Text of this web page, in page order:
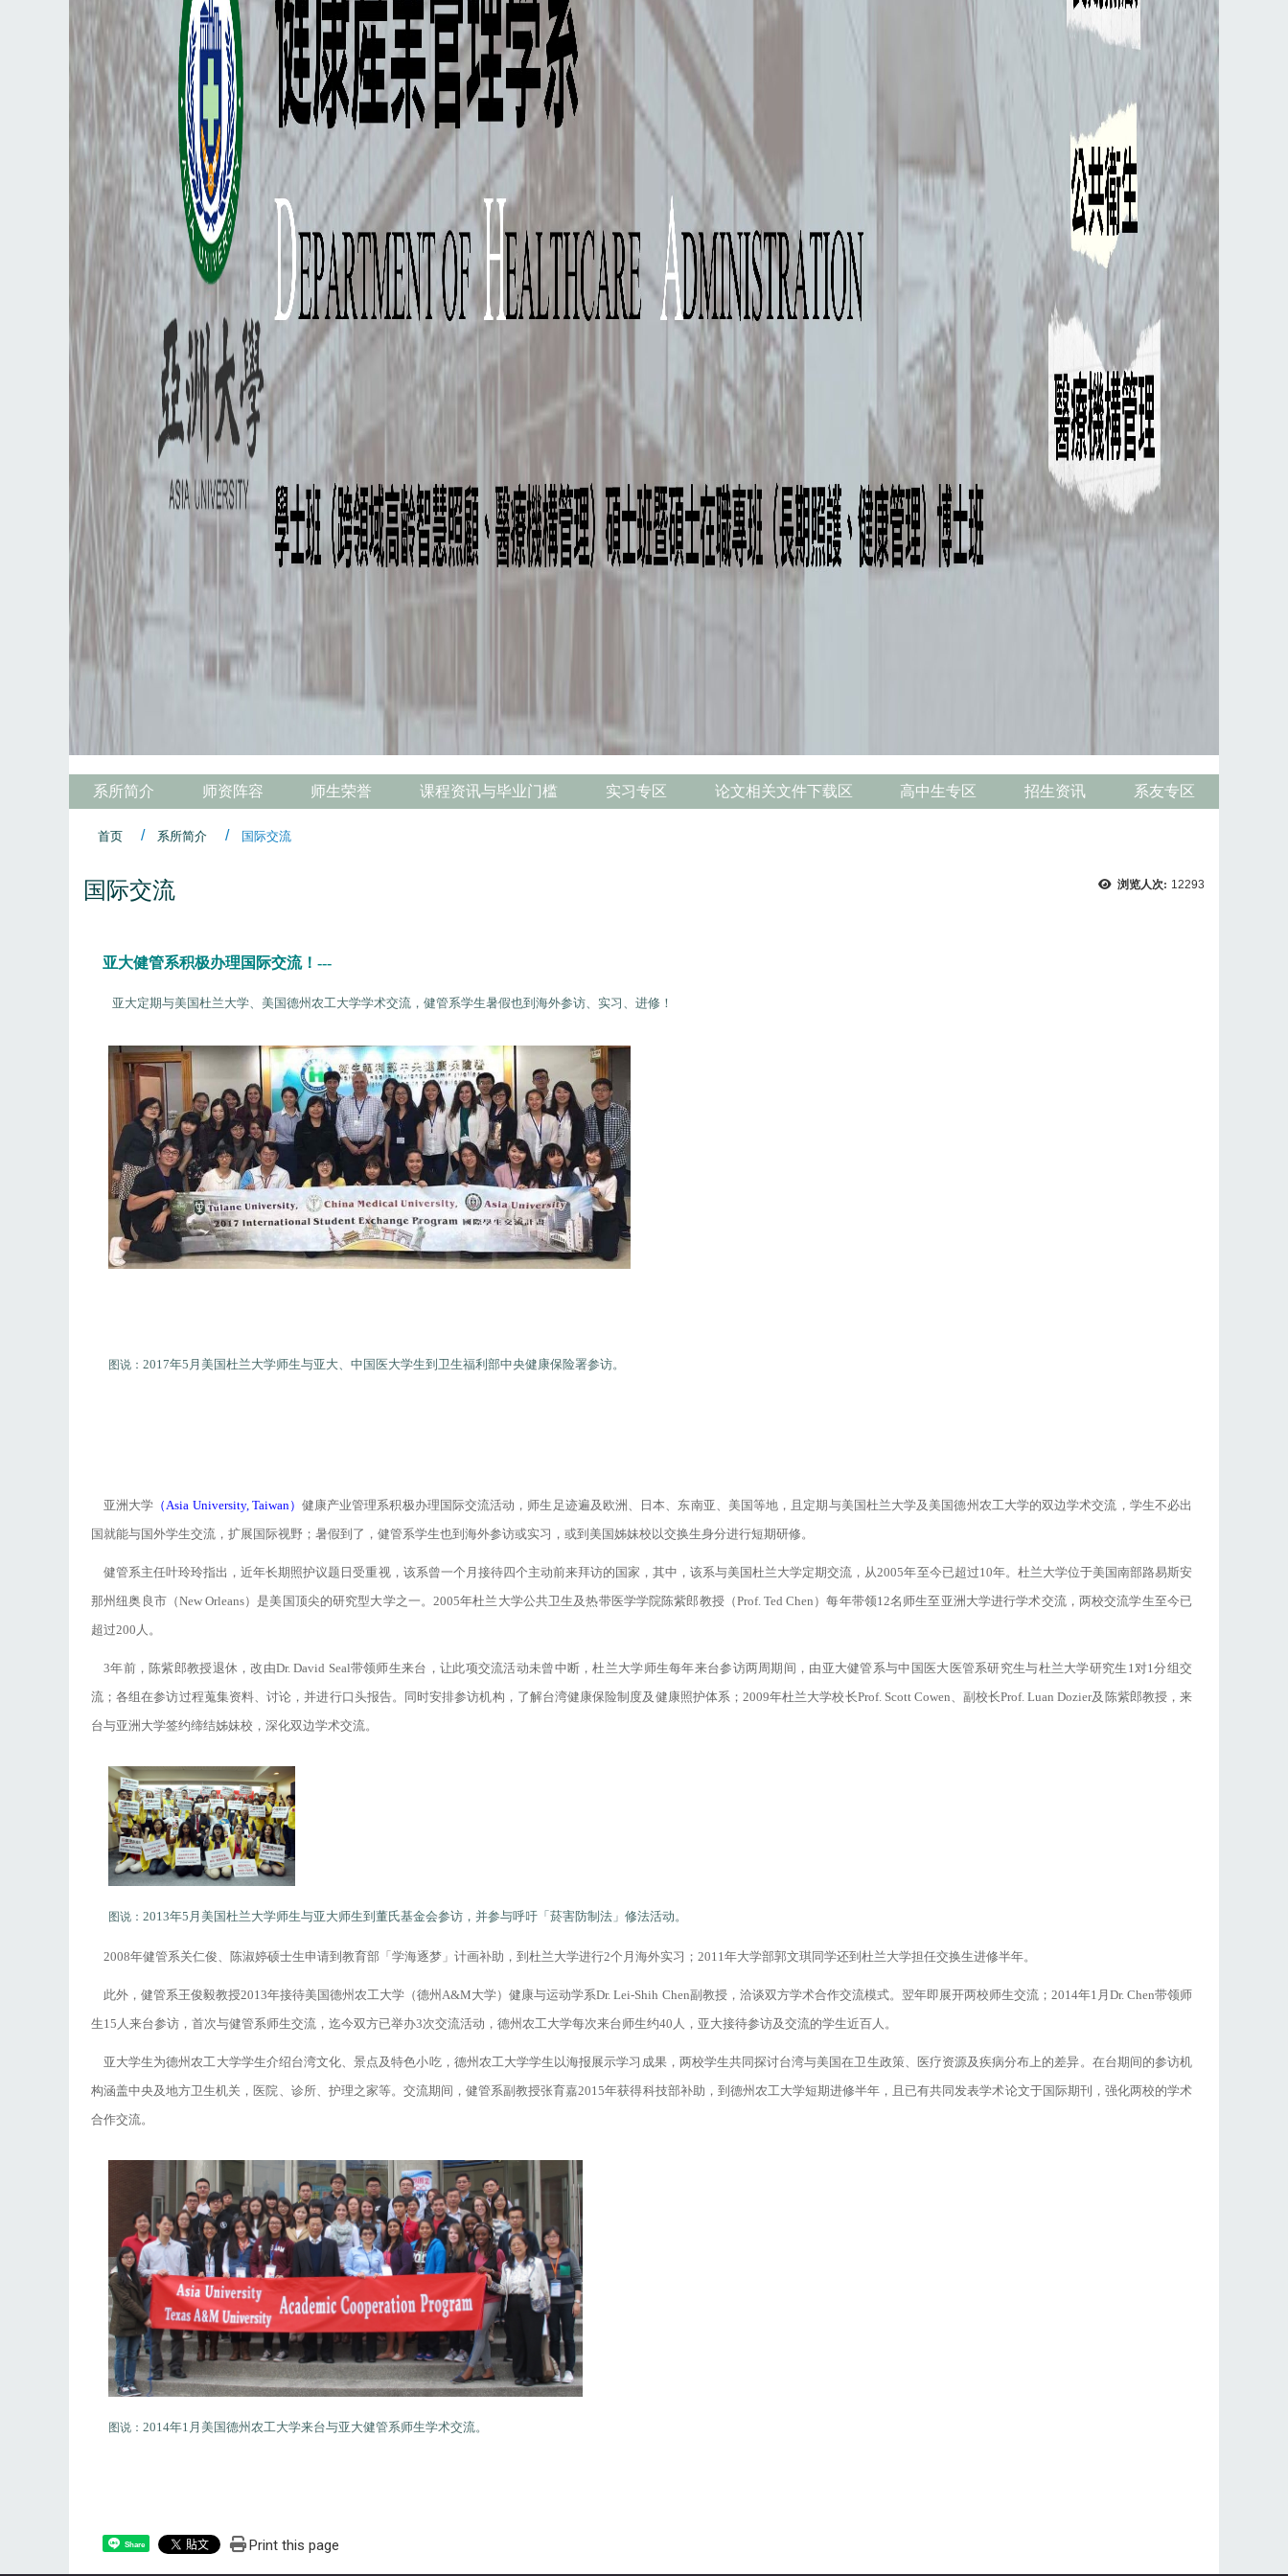
系所简介 师资阵容 师生荣誉 课程资讯与毕业门槛 实习专区 论文相关文件下载区 高中生专区 招生资讯 系友专区
首页 系所简介 国际交流
浏览人次: 12293
国际交流
亚大健管系积极办理国际交流！---
亚大定期与美国杜兰大学、美国德州农工大学学术交流，健管系学生暑假也到海外参访、实习、进修！
图说： 2017年5月美国杜兰大学师生与亚大、中国医大学生到卫生福利部中央健康保险署参访。
亚洲大学 （Asia University, Taiwan） 健康产业管理系积极办理国际交流活动，师生足迹遍及欧洲、日本、东南亚、美国等地，且定期与美国杜兰大学及美国德州农工大学的双边学术交流，学生不必出
国就能与国外学生交流，扩展国际视野；暑假到了，健管系学生也到海外参访或实习，或到美国姊妹校以交换生身分进行短期研修。
健管系主任叶玲玲指出，近年长期照护议题日受重视，该系曾一个月接待四个主动前来拜访的国家，其中，该系与美国杜兰大学定期交流，从2005年至今已超过10年。杜兰大学位于美国南部路易斯安
那州纽奥良市（New Orleans）是美国顶尖的研究型大学之一。2005年杜兰大学公共卫生及热带医学学院陈紫郎教授（Prof. Ted Chen）每年带领12名师生至亚洲大学进行学术交流，两校交流学生至今已
超过200人。
3年前，陈紫郎教授退休，改由Dr. David Seal带领师生来台，让此项交流活动未曾中断，杜兰大学师生每年来台参访两周期间，由亚大健管系与中国医大医管系研究生与杜兰大学研究生1对1分组交
流；各组在参访过程蒐集资料、讨论，并进行口头报告。同时安排参访机构，了解台湾健康保险制度及健康照护体系；2009年杜兰大学校长Prof. Scott Cowen、副校长Prof. Luan Dozier及陈紫郎教授，来
台与亚洲大学签约缔结姊妹校，深化双边学术交流。
图说： 2013年5月美国杜兰大学师生与亚大师生到董氏基金会参访，并参与呼吁「菸害防制法」修法活动。
2008年健管系关仁俊、陈淑婷硕士生申请到教育部「学海逐梦」计画补助，到杜兰大学进行2个月海外实习；2011年大学部郭文琪同学还到杜兰大学担任交换生进修半年。
此外，健管系王俊毅教授2013年接待美国德州农工大学（德州A&M大学）健康与运动学系Dr. Lei-Shih Chen副教授，洽谈双方学术合作交流模式。翌年即展开两校师生交流；2014年1月Dr. Chen带领师
生15人来台参访，首次与健管系师生交流，迄今双方已举办3次交流活动，德州农工大学每次来台师生约40人，亚大接待参访及交流的学生近百人。
亚大学生为德州农工大学学生介绍台湾文化、景点及特色小吃，德州农工大学学生以海报展示学习成果，两校学生共同探讨台湾与美国在卫生政策、医疗资源及疾病分布上的差异。在台期间的参访机
构涵盖中央及地方卫生机关，医院、诊所、护理之家等。交流期间，健管系副教授张育嘉2015年获得科技部补助，到德州农工大学短期进修半年，且已有共同发表学术论文于国际期刊，强化两校的学术
合作交流。
图说： 2014年1月美国德州农工大学来台与亚大健管系师生学术交流。
Share Print this page